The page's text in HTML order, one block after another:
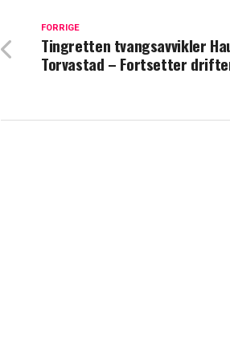
FORRIGE
Tingretten tvangsavvikler
Torvastad – Fortsetter